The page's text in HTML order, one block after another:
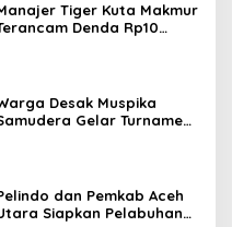
Tiger Kuta Makmur
Denda Rp10
Desak Muspika
Gelar Turnamen
dan Pemkab Aceh
Siapkan Pelabuhan